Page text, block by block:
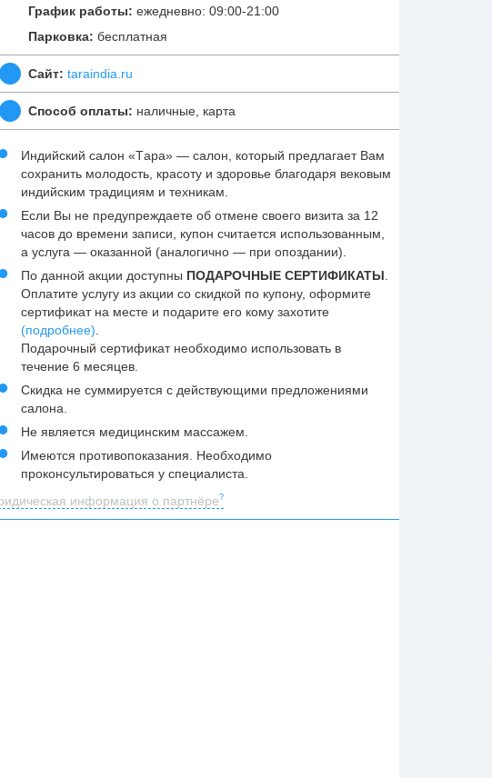
График работы: ежедневно: 09:00-21:00
Парковка: бесплатная
Сайт: taraindia.ru
Способ оплаты: наличные, карта
Индийский салон «Тaрa» — салон, который предлагает Вам
сохранить молодость, красоту и здоровье благодаря вековым
индийским традициям и техникам.
Если Вы не предупреждаете об отмене своего визита за 12
часов до времени записи, купон считается использованным,
а услуга — оказанной (аналогично — при опоздании).
По данной акции доступны ПОДАРОЧНЫЕ СЕРТИФИКАТЫ
Оплатите услугу из акции со скидкой по купону, оформите
сертификат на месте и подарите его кому захотите
(подробнее)
Подарочный сертификат необходимо использовать в
течение 6 месяцев.
Скидка не суммируется с действующими предложениями
салона.
Не является медицинским массажем.
Имеются противопоказания. Необходимо
проконсультироваться у специалиста.
информация о партнёре